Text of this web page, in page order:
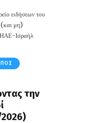
ειδήσεων του
(και μη)
ΗΑΕ-Ισραήλ
την